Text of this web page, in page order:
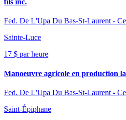
fils inc.
Fed. De L'Upa Du Bas-St-Laurent -
Sainte-Luce
17 $ par heure
Manoeuvre agricole en production
Fed. De L'Upa Du Bas-St-Laurent -
Saint-Épiphane